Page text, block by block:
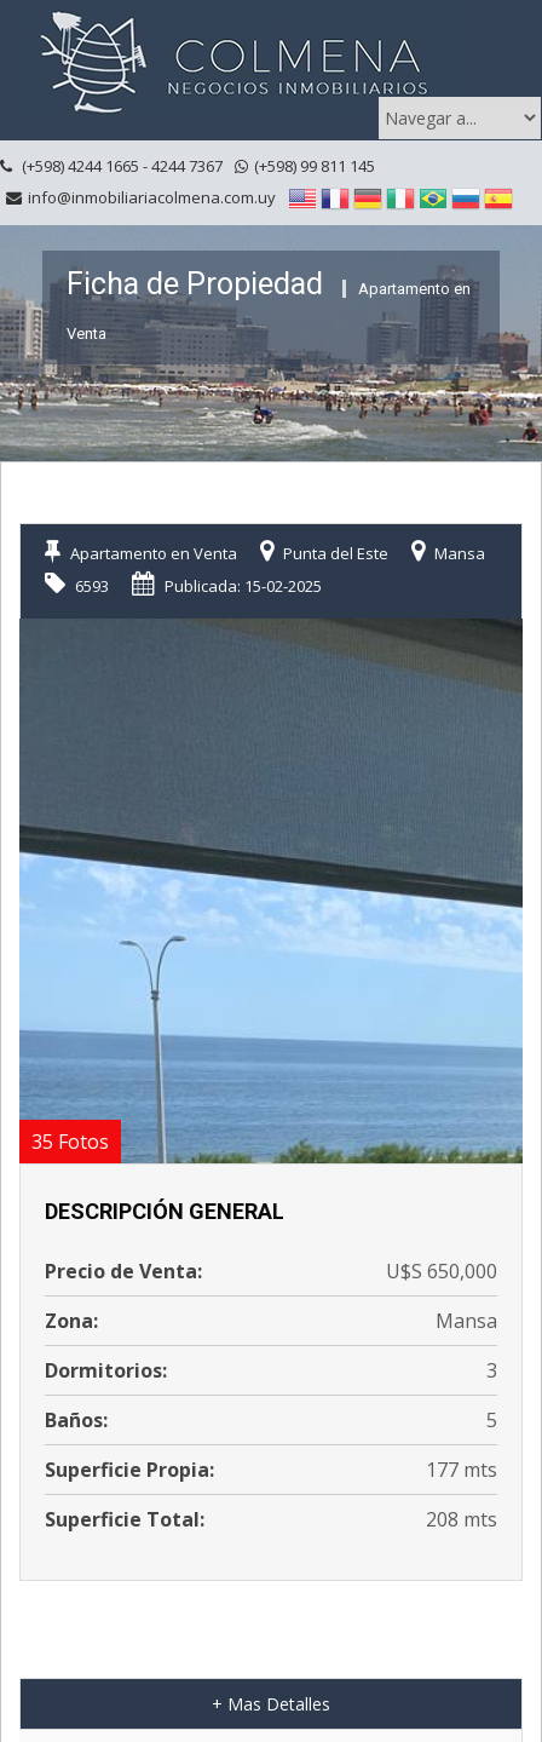
(+598) 4244 1665 - 4244 7367
(+598) 99 811 145
info@inmobiliariacolmena.com.uy
Ficha de Propiedad Apartamento en
Venta
Apartamento en Venta Punta del Este
Mansa
6593
Publicada: 15-02-2025
';
35 Fotos
DESCRIPCIÓN GENERAL
Precio de Venta:
U$S 650,000
Zona:
Mansa
Dormitorios:
3
Baños:
5
Superficie Propia:
177 mts
Superficie Total:
208 mts
+ Mas Detalles